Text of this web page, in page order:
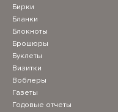
Бирки
Бланки
Блокноты
Брошюры
Буклеты
Визитки
Воблеры
Газеты
Годовые отчеты